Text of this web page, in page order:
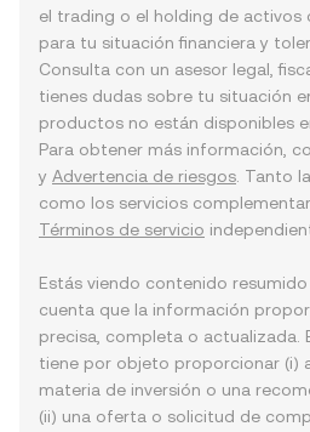
el trading o el holding de activos
para tu situación financiera y
Consulta con un asesor legal,
tienes dudas sobre tu situación
productos no están disponibles
Para obtener más información,
y Advertencia de riesgos . Tanto
como los servicios
Términos de servicio
Estás viendo contenido
cuenta que la información
precisa, completa o actualizada.
tiene por objeto proporcionar (i)
materia de inversión o una
(ii) una oferta o solicitud de